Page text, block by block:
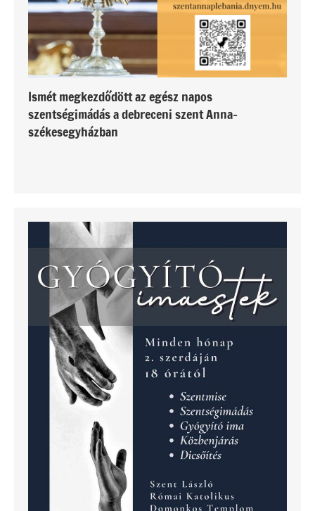
Ismét megkezdődött az egész napos
szentségimádás a debreceni szent Anna-
székesegyházban